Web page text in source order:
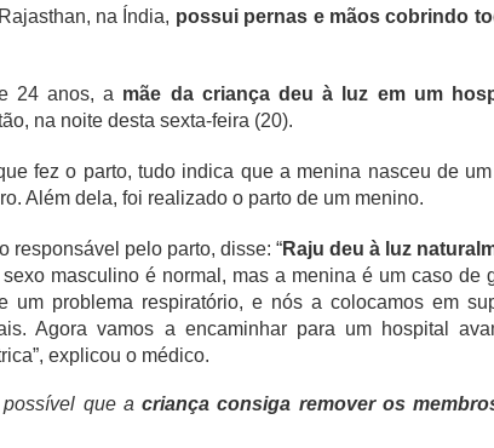
na Índia, possui pernas e mãos cobrindo
24 anos, a mãe da criança deu à luz em um
na noite desta sexta-feira (20).
fez o parto, tudo indica que a menina nasceu de
Além dela, foi realizado o parto de um menino.
responsável pelo parto, disse: “Raju deu à luz
masculino é normal, mas a menina é um caso de
um problema respiratório, e nós a colocamos em
Agora vamos a encaminhar para um hospital
explicou o médico.
possível que acriança consiga remover os